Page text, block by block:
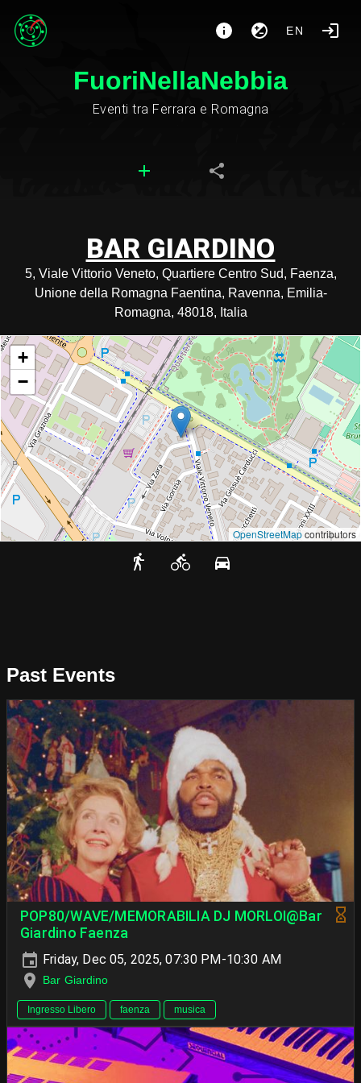
EN
FuoriNellaNebbia
Eventi tra Ferrara e Romagna
BAR GIARDINO
5, Viale Vittorio Veneto, Quartiere Centro Sud, Faenza,
Unione della Romagna Faentina, Ravenna, Emilia-
Romagna, 48018, Italia
+
−
OpenStreetMapcontributors
Past Events
POP80/WAVE/MEMORABILIA DJ MORLOI@Bar
Giardino Faenza
Friday, Dec 05, 2025, 07:30 PM-10:30 AM
Bar Giardino
Ingresso Libero faenza musica